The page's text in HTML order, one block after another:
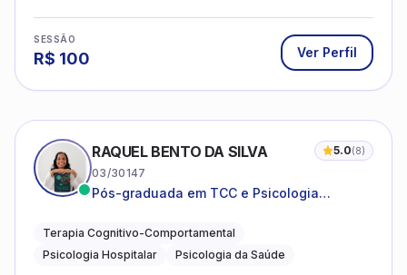
SESSÃO
R$ 100 Ver Perfil
RAQUEL BENTO DA SILVA 5.0(8)
03/30147
Pós-graduada em TCC e Psicologia
Terapia Cognitivo-Comportamental
Psicologia Hospitalar
Psicologia da Saúde